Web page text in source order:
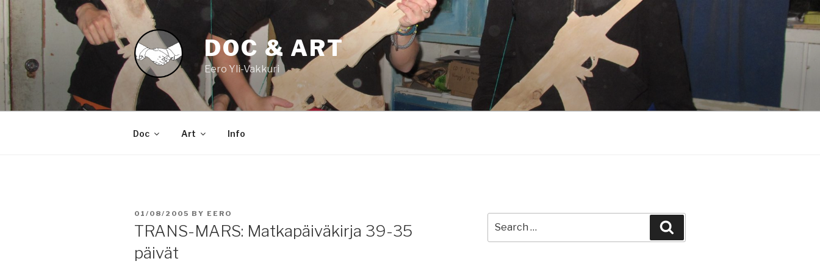
Skip
content
DOC & ART
Eero Yli-Vakkuri
Doc Art Info
POSTED
01/08/2005 BY EERO
TRANS-MARS: Matkapäiväkirja 39-35
päivät
for: